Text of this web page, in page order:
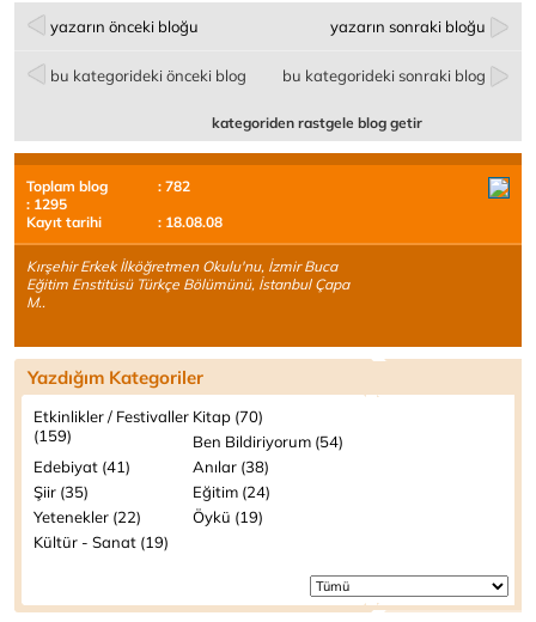
yazarın önceki bloğu yazarın sonraki bloğu
bu kategorideki önceki blog bu kategorideki sonraki blog
kategoriden rastgele blog getir
Toplam blog
: 782
: 1295
Kayıt tarihi
: 18.08.08
Kırşehir Erkek İlköğretmen Okulu'nu, İzmir Buca
Eğitim Enstitüsü Türkçe Bölümünü, İstanbul Çapa
M..
Yazdığım Kategoriler
Etkinlikler / Festivaller
(159)
Kitap (70)
Ben Bildiriyorum (54)
Edebiyat (41)
Anılar (38)
Şiir (35)
Eğitim (24)
Yetenekler (22)
Öykü (19)
Kültür - Sanat (19)